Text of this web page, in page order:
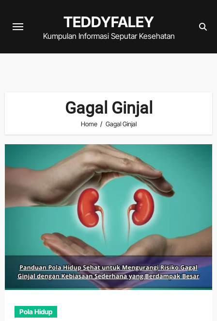
TEDDYFALEY
Kumpulan Informasi Seputar Kesehatan
Gagal Ginjal
Home Gagal Ginjal
Pola Hidup